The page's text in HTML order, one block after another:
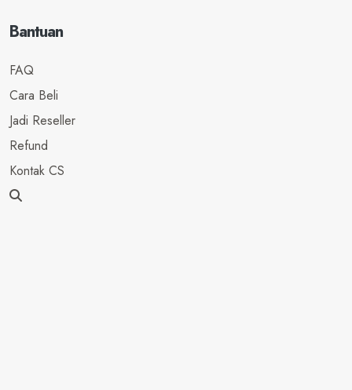
Bantuan
FAQ
Cara Beli
Jadi Reseller
Refund
Kontak CS